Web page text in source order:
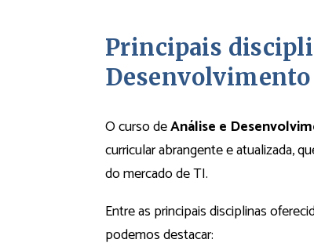
Principais
Desenvolvimento
O curso deAnálise e
curricular abrangente e atualizada,
do mercado de TI.
Entre as principais disciplinas
podemos destacar: